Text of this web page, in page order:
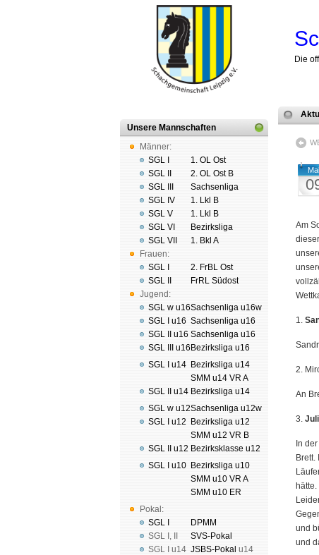
Die
Unsere Mannschaften
Männer:
SGL I
SGL II
SGL III
SGL IV
SGL V
SGL VI
SGL VII
Frauen:
SGL I
SGL II
Jugend:
SGL w u16
SGL I u16
SGL II u16
SGL III u16
SGL I u14
SGL II u14
SGL w u12
SGL I u12
SGL II u12
SGL I u10
Pokal:
SGL I
SGL I ,
SGL I
u14
1. OL Ost
2. OL Ost B
Sachsenliga
1. Lkl B
1. Lkl B
Bezirksliga
1. Bkl A
2. FrBL Ost
FrRL Südost
Sachsenliga u16w
Sachsenliga u16
Sachsenliga u16
Bezirksliga u16
Bezirksliga u14
SMM u14 VR A
Bezirksliga u14
Sachsenliga u12w
Bezirksliga u12
SMM u12 VR B
Bezirksklasse u12
Bezirksliga u10
SMM u10 VR A
SMM u10 ER
DPMM
SVS-Pokal
JSBS-Pokal u14
Mai
Am
dieser
1.
2.
An
3.
In
und
und